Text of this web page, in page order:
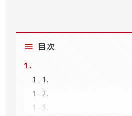
目次
1 .
1-1.
1-2 .
1-3 .